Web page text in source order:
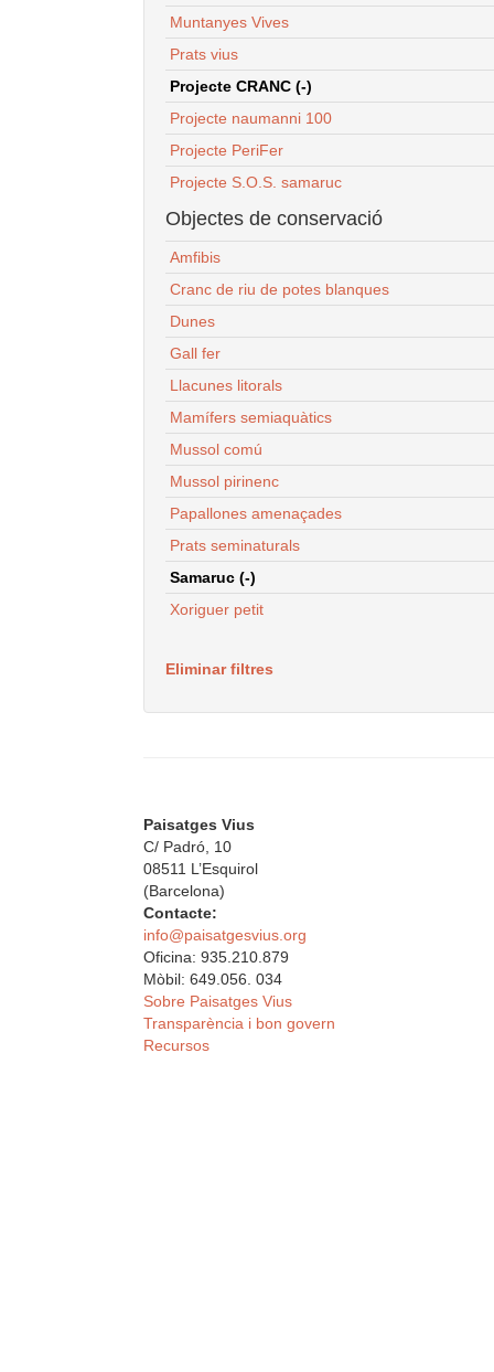
Muntanyes Vives
Prats vius
Projecte CRANC (-)
Projecte naumanni 100
Projecte PeriFer
Projecte S.O.S. samaruc
Objectes de conservació
Amfibis
Cranc de riu de potes blanques
Dunes
Gall fer
Llacunes litorals
Mamífers semiaquàtics
Mussol comú
Mussol pirinenc
Papallones amenaçades
Prats seminaturals
Samaruc (-)
Xoriguer petit
Eliminar filtres
Paisatges Vius
C/ Padró, 10
08511 L’Esquirol
(Barcelona)
Contacte:
info@paisatgesvius.org
Oficina: 935.210.879
Mòbil: 649.056. 034
Sobre Paisatges Vius
Transparència i bon govern
Recursos